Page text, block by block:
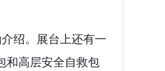
绍。展台上还有一
和高层安全自救包